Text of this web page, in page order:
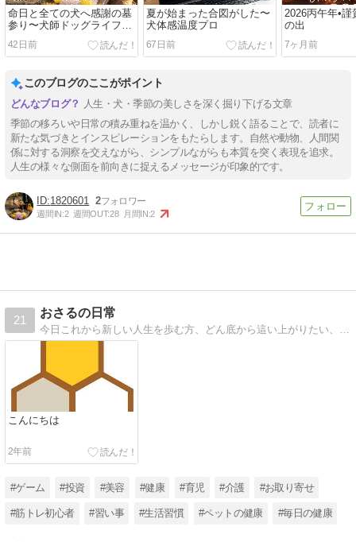
命日と全ての犬へ感謝の墓
参り〜犬師ドッグライフス
タイリスト
42日前
夏が始まった合図がした〜
犬体感温度プロ
67日前
2026丙午年•謹
の出
7ヶ月前
このブログのここがポイント
人生・犬・季節の美しさを深く掘り下げる文章
季節の移ろいや日常の積み重ねを温かく、しかし鋭く語ることで、読者に
新たな気づきとインスピレーションをもたらします。自然や動物、人間関
係に対する洞察を交えながら、シンプルながらも本質を突く表現を追求。
人生の様々な側面を前向きに捉えるメッセージが印象的です。
1820601 2
週間IN:2 週間OUT:28 月間IN:2
21
おさるの日常
今日これから新しい人生を歩む方、どん底から這い上がりたい、健康的な毎日を送りたいという方に向けたブログです。それと私の偏見と趣味を掛け合わせながら、ブログを書いていきます。皆様今日もお仕事いってらっしゃいませ。
こんにちは
2年前
#ゲーム #投資 #美容 #健康 #育児 #介護 #お取り寄せ
#筋トレ初心者 #習い事 #生活習慣 #ペットの健康 #毎日の健康